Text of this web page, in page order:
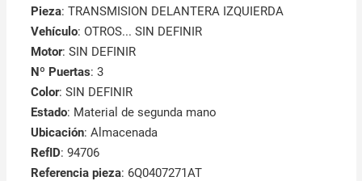
Pieza: TRANSMISION DELANTERA IZQUIERDA
Vehículo: OTROS... SIN DEFINIR
Motor: SIN DEFINIR
Nº Puertas: 3
Color: SIN DEFINIR
Estado: Material de segunda mano
Ubicación: Almacenada
RefID: 94706
Referencia pieza: 6Q0407271AT